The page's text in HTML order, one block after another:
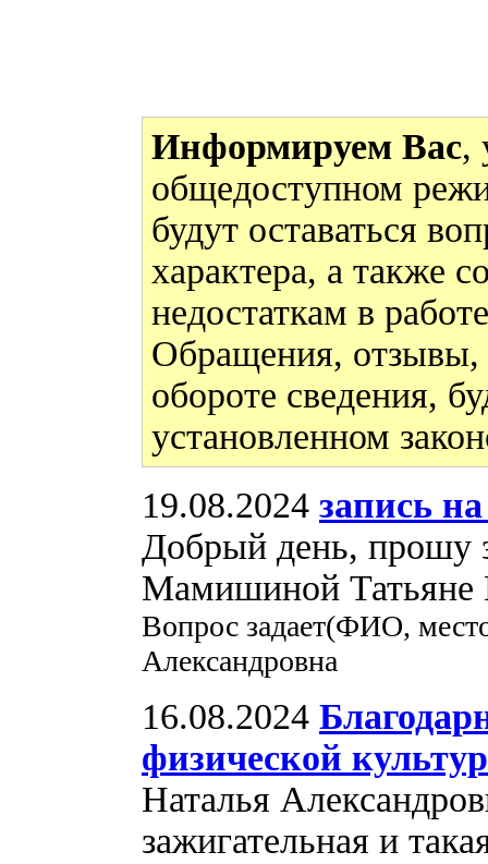
Информируем Вас,
общедоступном
будут оставаться
характера, а также
недостаткам в
Обращения, отзывы,
обороте сведения,
установленном
19.08.2024 запись
Добрый день, прошу
Мамишиной Татьяне
Вопрос задает(ФИО,
Александровна
16.08.2024
физической
Наталья
зажигательная и